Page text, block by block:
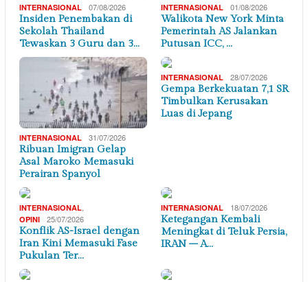
INTERNASIONAL 07/08/2026
Insiden Penembakan di
Sekolah Thailand
Tewaskan 3 Guru dan 3…
INTERNASIONAL 01/08/2026
Walikota New York Minta
Pemerintah AS Jalankan
Putusan ICC, …
INTERNASIONAL 31/07/2026
Ribuan Imigran Gelap
Asal Maroko Memasuki
Perairan Spanyol
INTERNASIONAL 28/07/2026
Gempa Berkekuatan 7,1 SR
Timbulkan Kerusakan
Luas di Jepang
INTERNASIONAL
OPINI 25/07/2026
Konflik AS-Israel dengan
Iran Kini Memasuki Fase
Pukulan Ter…
INTERNASIONAL 18/07/2026
Ketegangan Kembali
Meningkat di Teluk Persia,
IRAN – A…